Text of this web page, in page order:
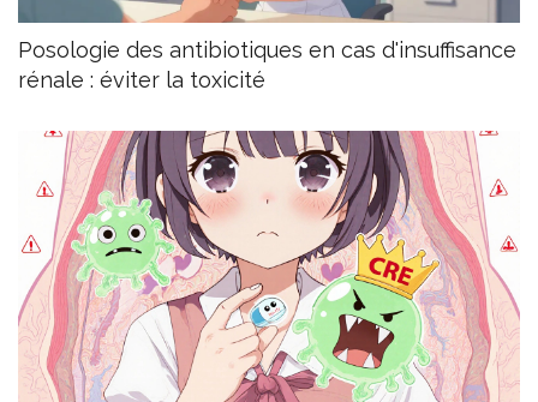
Posologie des antibiotiques en cas d'insuffisance
rénale : éviter la toxicité